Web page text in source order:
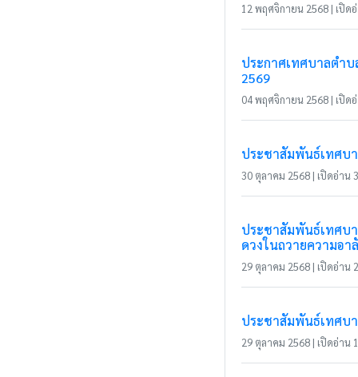
12 พฤศจิกายน 2568 | เปิด
ประกาศเทศบาลตำ
2569
04 พฤศจิกายน 2568 | เปิด
ประชาสัมพันธ์เทศบ
30 ตุลาคม 2568 | เปิดอ่าน
ประชาสัมพันธ์เทศบ
ดวงในถวายความอา
29 ตุลาคม 2568 | เปิดอ่าน
ประชาสัมพันธ์เทศบ
29 ตุลาคม 2568 | เปิดอ่าน